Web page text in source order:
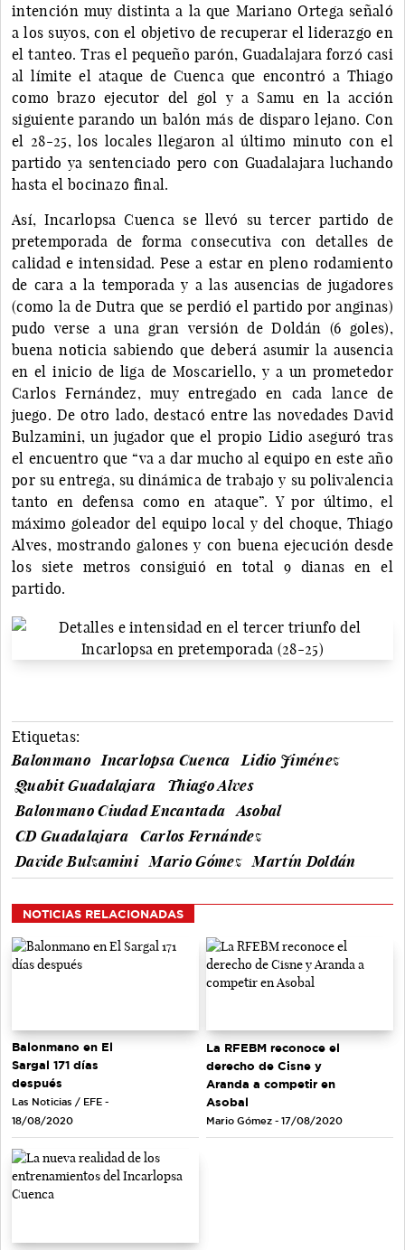
intención muy distinta a la que Mariano Ortega señaló
a los suyos, con el objetivo de recuperar el liderazgo en
el tanteo. Tras el pequeño parón, Guadalajara forzó casi
al límite el ataque de Cuenca que encontró a Thiago
como brazo ejecutor del gol y a Samu en la acción
siguiente parando un balón más de disparo lejano. Con
el 28-25, los locales llegaron al último minuto con el
partido ya sentenciado pero con Guadalajara luchando
hasta el bocinazo final.
Así, Incarlopsa Cuenca se llevó su tercer partido de
pretemporada de forma consecutiva con detalles de
calidad e intensidad. Pese a estar en pleno rodamiento
de cara a la temporada y a las ausencias de jugadores
(como la de Dutra que se perdió el partido por anginas)
pudo verse a una gran versión de Doldán (6 goles),
buena noticia sabiendo que deberá asumir la ausencia
en el inicio de liga de Moscariello, y a un prometedor
Carlos Fernández, muy entregado en cada lance de
juego. De otro lado, destacó entre las novedades David
Bulzamini, un jugador que el propio Lidio aseguró tras
el encuentro que “va a dar mucho al equipo en este año
por su entrega, su dinámica de trabajo y su polivalencia
tanto en defensa como en ataque”. Y por último, el
máximo goleador del equipo local y del choque, Thiago
Alves, mostrando galones y con buena ejecución desde
los siete metros consiguió en total 9 dianas en el
partido.
Etiquetas:
Balonmano
Incarlopsa Cuenca
Lidio Jiménez
Quabit Guadalajara
Thiago Alves
Balonmano Ciudad Encantada
Asobal
CD Guadalajara
Carlos Fernández
Davide Bulzamini
Mario Gómez Martín Doldán
NOTICIAS RELACIONADAS
Balonmano en El
Sargal 171 días
después
Las Noticias / EFE -
18/08/2020
La RFEBM reconoce el
derecho de Cisne y
Aranda a competir en
Asobal
Mario Gómez - 17/08/2020